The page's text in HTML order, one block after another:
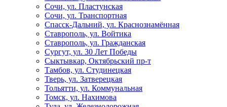
Сочи, ул. Пластунская
Сочи, ул. Транспортная
Спасск-Дальний, ул. Краснознамённая
Ставрополь, ул. Войтика
Ставрополь, ул. Гражданская
Сургут, ул. 30 Лет Победы
Сыктывкар, Октябрьский пр-т
Тамбов, ул. Студинецкая
Тверь, ул. Затверецкая
Тольятти, ул. Коммунальная
Томск, ул. Нахимова